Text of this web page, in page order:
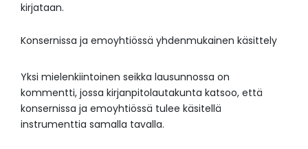
kirjataan.
Konsernissa ja emoyhtiössä yhdenmukainen käsittely
Yksi mielenkiintoinen seikka lausunnossa on
kommentti, jossa kirjanpitolautakunta katsoo, että
konsernissa ja emoyhtiössä tulee käsitellä
instrumenttia samalla tavalla.